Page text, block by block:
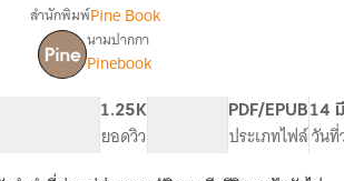
ษฐี
เรื่อง
ดวง
เนตร
สมบัติ
พลิก
ชะตา
สำนักพิมพ์Pine Book
นามปากกา
Pinebook
1.25K
ยอดวิว
PDF/EPUB
ประเภทไฟล์
14
วันที่